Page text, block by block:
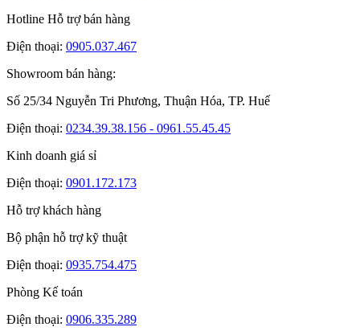
Hotline Hỗ trợ bán hàng
Điện thoại: 0905.037.467
Showroom bán hàng:
Số 25/34 Nguyễn Tri Phương, Thuận Hóa, TP. Huế
Điện thoại: 0234.39.38.156 - 0961.55.45.45
Kinh doanh giá sỉ
Điện thoại: 0901.172.173
Hỗ trợ khách hàng
Bộ phận hỗ trợ kỹ thuật
Điện thoại: 0935.754.475
Phòng Kế toán
Điện thoại: 0906.335.289